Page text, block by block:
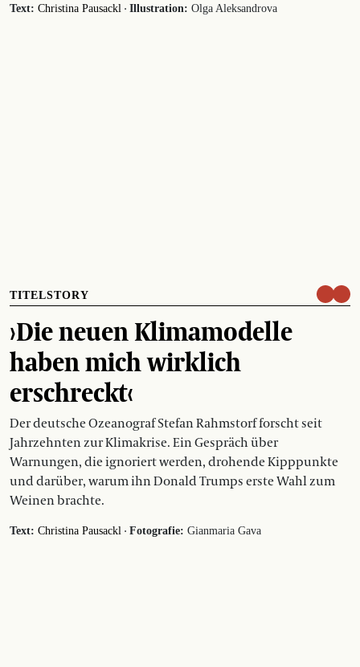
Text: Christina Pausackl · Illustration: Olga Aleksandrova
TITELSTORY
›Die neuen Klimamodelle
haben mich wirklich
erschreckt‹
Der deutsche Ozeanograf Stefan Rahmstorf forscht seit
Jahrzehnten zur Klimakrise. Ein Gespräch über
Warnungen, die ignoriert werden, drohende Kipppunkte
und darüber, warum ihn Donald Trumps erste Wahl zum
Weinen brachte.
Text: Christina Pausackl · Fotografie: Gianmaria Gava